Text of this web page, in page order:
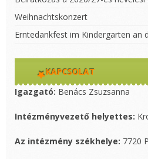
Weihnachtskonzert
Erntedankfest im Kindergarten an
KAPCSOLAT
Igazgató: Benács Zsuzsanna
Intézményvezető helyettes:
Az intézmény székhelye: 7720